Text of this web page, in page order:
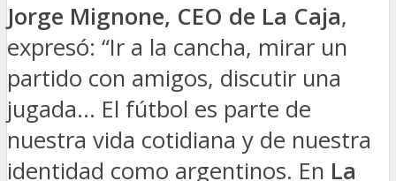
Jorge Mignone, CEO de La Caja,
expresó: “Ir a la cancha, mirar un
partido con amigos, discutir una
jugada… El fútbol es parte de
nuestra vida cotidiana y de nuestra
identidad como argentinos. En La